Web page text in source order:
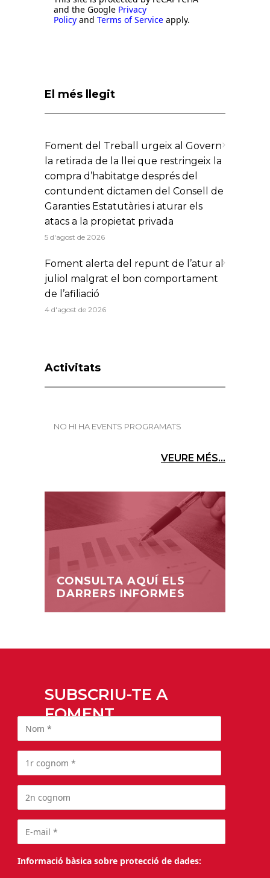
and the Google Privacy
Policy and Terms of Service apply.
El més llegit
Foment del Treball urgeix al Govern
la retirada de la llei que restringeix la
compra d’habitatge després del
contundent dictamen del Consell de
Garanties Estatutàries i aturar els
atacs a la propietat privada
5 d'agost de 2026
Foment alerta del repunt de l’atur al
juliol malgrat el bon comportament
de l’afiliació
4 d'agost de 2026
Activitats
NO HI HA EVENTS PROGRAMATS
VEURE MÉS...
CONSULTA AQUÍ ELS
DARRERS INFORMES
SUBSCRIU-TE A
FOMENT
Informació bàsica sobre protecció de dades: